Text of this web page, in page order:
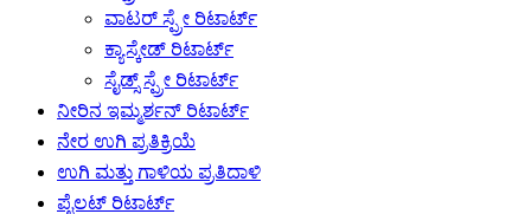
ವಾಟರ್ ಸ್ಪ್ರೇ ರಿಟಾರ್ಟ್
ಕ್ಯಾಸ್ಕೇಡ್ ರಿಟಾರ್ಟ್
ಸೈಡ್ಸ್ ಸ್ಪ್ರೇ ರಿಟಾರ್ಟ್
ನೀರಿನ ಇಮ್ಮರ್ಶನ್ ರಿಟಾರ್ಟ್
ನೇರ ಉಗಿ ಪ್ರತಿಕ್ರಿಯೆ
ಉಗಿ ಮತ್ತು ಗಾಳಿಯ ಪ್ರತಿದಾಳಿ
ಪೈಲಟ್ ರಿಟಾರ್ಟ್